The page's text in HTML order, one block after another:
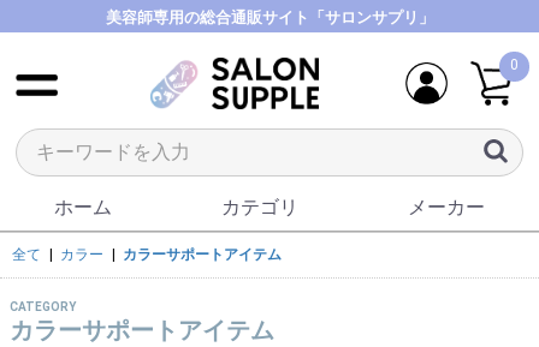
美容師専用の総合通販サイト「サロンサプリ」
0
ホーム カテゴリ メーカー
全て カラー カラーサポートアイテム
CATEGORY
カラーサポートアイテム